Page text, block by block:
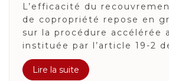
L’efficacité du
de copropriété repose en
sur la procédure accélérée
instituée par l’article 19-2
Lire la suite